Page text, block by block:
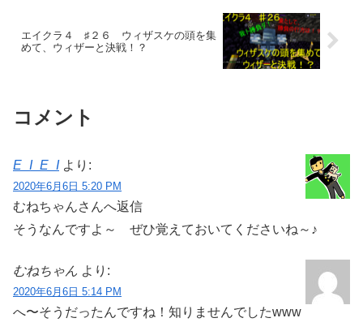
エイクラ４ ♯２６ ウィザスケの頭を集
めて、ウィザーと決戦！？
コメント
E_I_E_I より:
2020年6月6日 5:20 PM
むねちゃんさんへ返信
そうなんですよ～ ぜひ覚えておいてくださいね～♪
むねちゃん より:
2020年6月6日 5:14 PM
へ〜そうだったんですね！知りませんでしたwww